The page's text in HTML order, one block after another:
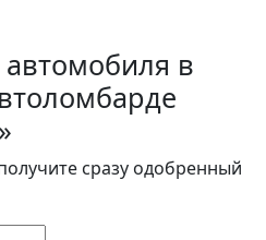
в
сразу одобренный